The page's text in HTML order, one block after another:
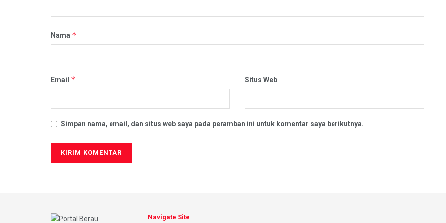
Nama *
Email * Situs Web
Simpan nama, email, dan situs web saya pada peramban ini untuk komentar saya berikutnya.
Navigate Site